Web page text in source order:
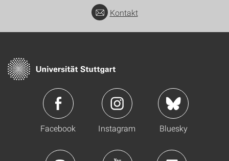
Kontakt
Facebook Instagram Bluesky